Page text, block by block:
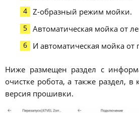
Z-образный режим мойки.
Автоматическая мойка от
И автоматическая мойка от
Ниже размещен раздел с
очистке робота, а также раздел, в
версия прошивки.